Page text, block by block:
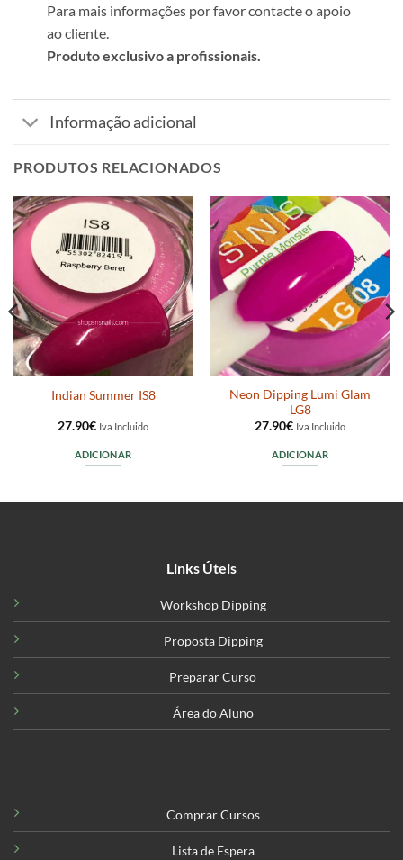
Para mais informações por favor contacte o apoio
ao cliente.
Produto exclusivo a profissionais.
Informação adicional
PRODUTOS RELACIONADOS
Indian Summer IS8
27.90€ Iva Incluido
ADICIONAR
Neon Dipping Lumi Glam
LG8
27.90€ Iva Incluido
ADICIONAR
Links Úteis
Workshop Dipping
Proposta Dipping
Preparar Curso
Área do Aluno
Comprar Cursos
Lista de Espera